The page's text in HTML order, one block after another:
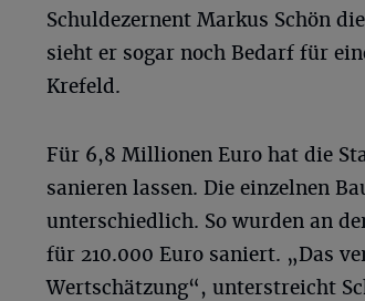
Schuldezernent Markus Schön
sieht er sogar noch Bedarf für
Krefeld.
Für 6,8 Millionen Euro hat die
sanieren lassen. Die einzelnen
unterschiedlich. So wurden an
für 210.000 Euro saniert. „Das
Wertschätzung“, unterstreicht